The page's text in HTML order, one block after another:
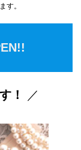
す。
！ ／